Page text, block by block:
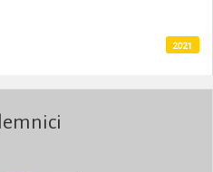
2021